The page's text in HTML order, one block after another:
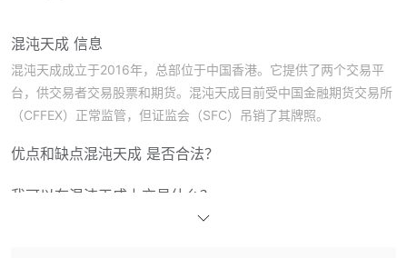
混沌天成 信息
混沌天成成立于2016年，总部位于中国香港。它提供了两个交易平
台，供交易者交易股票和期货。混沌天成目前受中国金融期货交易所
（CFFEX）正常监管，但证监会（SFC）吊销了其牌照。
优点和缺点混沌天成 是否合法？
我可以在混沌天成上交易什么？
和国际